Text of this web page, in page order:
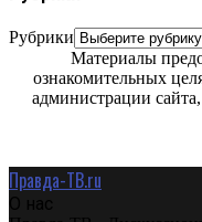
Рубрики
Материалы
ознакомительных
администрации
Правда-ТВ.ru
О нас